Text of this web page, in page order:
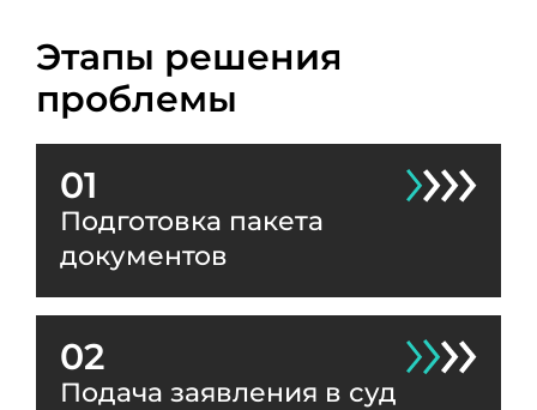
Этапы решения
проблемы
01
Подготовка пакета
документов
02
Подача заявления в суд